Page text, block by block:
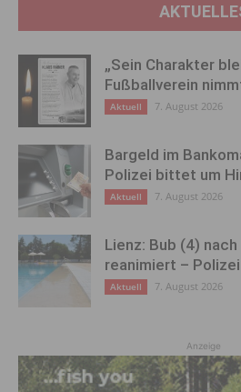
„Sein Charakter
Fußballverein
Aktuell 7. August 2026
Bargeld im
Polizei bittet um
Aktuell 7. August 2026
Lienz: Bub (4)
reanimiert –
Aktuell 7. August 2026
Anzeige